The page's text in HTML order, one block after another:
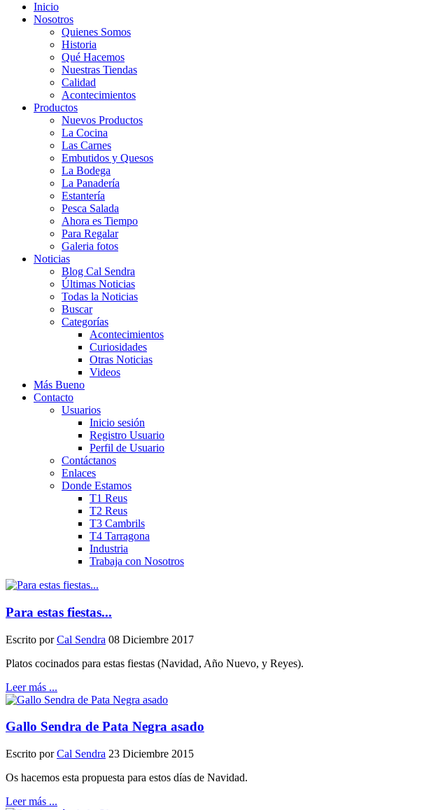
Inicio
Nosotros
Quienes Somos
Historia
Qué Hacemos
Nuestras Tiendas
Calidad
Acontecimientos
Productos
Nuevos Productos
La Cocina
Las Carnes
Embutidos y Quesos
La Bodega
La Panadería
Estantería
Pesca Salada
Ahora es Tiempo
Para Regalar
Galeria fotos
Noticias
Blog Cal Sendra
Últimas Noticias
Todas la Noticias
Buscar
Categorías
Acontecimientos
Curiosidades
Otras Noticias
Videos
Más Bueno
Contacto
Usuarios
Inicio sesión
Registro Usuario
Perfil de Usuario
Contáctanos
Enlaces
Donde Estamos
T1 Reus
T2 Reus
T3 Cambrils
T4 Tarragona
Industria
Trabaja con Nosotros
Para estas fiestas...
Escrito porCal Sendra 08 Diciembre 2017
Platos cocinados para estas fiestas (Navidad, Año Nuevo, y Reyes).
Leer más ...
Gallo Sendra de Pata Negra asado
Escrito porCal Sendra 23 Diciembre 2015
Os hacemos esta propuesta para estos días de Navidad.
Leer más ...